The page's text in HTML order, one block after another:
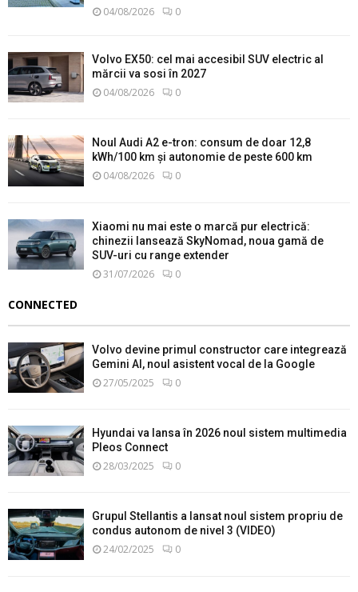
04/08/2026 0
Volvo EX50: cel mai accesibil SUV electric al
mărcii va sosi în 2027
04/08/2026 0
Noul Audi A2 e-tron: consum de doar 12,8
kWh/100 km și autonomie de peste 600 km
04/08/2026 0
Xiaomi nu mai este o marcă pur electrică:
chinezii lansează SkyNomad, noua gamă de
SUV-uri cu range extender
31/07/2026 0
CONNECTED
Volvo devine primul constructor care integrează
Gemini AI, noul asistent vocal de la Google
27/05/2025 0
Hyundai va lansa în 2026 noul sistem multimedia
Pleos Connect
28/03/2025 0
Grupul Stellantis a lansat noul sistem propriu de
condus autonom de nivel 3 (VIDEO)
24/02/2025 0